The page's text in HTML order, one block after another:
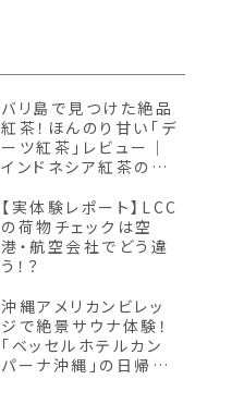
バリ島で見つけた絶品
紅茶！ほんのり甘い「デ
ーツ紅茶」レビュー｜
インドネシア紅茶の魅
【実体験レポート】LCC
の荷物チェックは空
港・航空会社でどう違
う！？
沖縄アメリカンビレッ
ジで絶景サウナ体験！
「ベッセルホテルカン
パーナ沖縄」の日帰り